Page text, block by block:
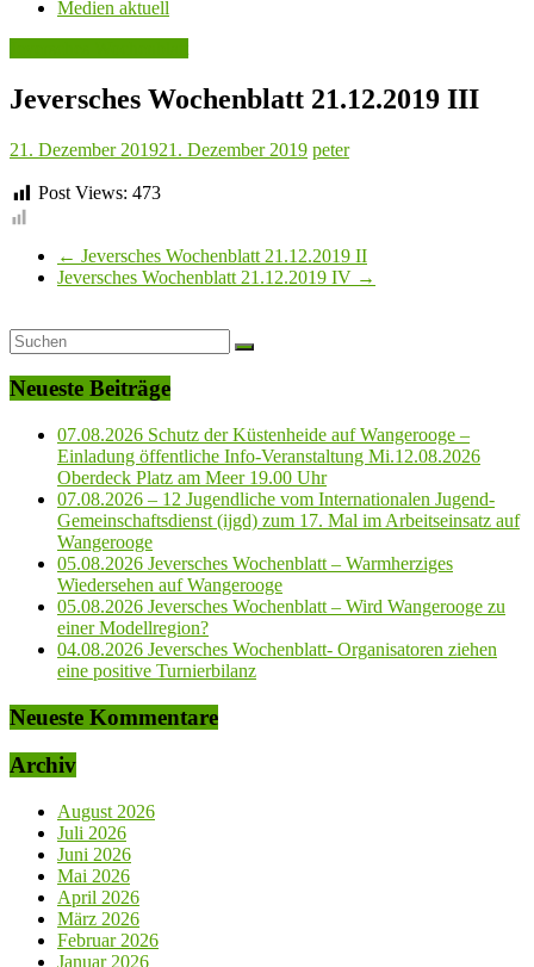
Medien aktuell
Jeversches Wochenblatt 21.12.2019 III
21. Dezember 201921. Dezember 2019 peter
Post Views: 473
← Jeversches Wochenblatt 21.12.2019 II
Jeversches Wochenblatt 21.12.2019 IV →
Neueste Beiträge
07.08.2026 Schutz der Küstenheide auf Wangerooge –
Einladung öffentliche Info-Veranstaltung Mi.12.08.2026
Oberdeck Platz am Meer 19.00 Uhr
07.08.2026 – 12 Jugendliche vom Internationalen Jugend-
Gemeinschaftsdienst (ijgd) zum 17. Mal im Arbeitseinsatz auf
Wangerooge
05.08.2026 Jeversches Wochenblatt – Warmherziges
Wiedersehen auf Wangerooge
05.08.2026 Jeversches Wochenblatt – Wird Wangerooge zu
einer Modellregion?
04.08.2026 Jeversches Wochenblatt- Organisatoren ziehen
eine positive Turnierbilanz
Neueste Kommentare
Archiv
August 2026
Juli 2026
Juni 2026
Mai 2026
April 2026
März 2026
Februar 2026
Januar 2026